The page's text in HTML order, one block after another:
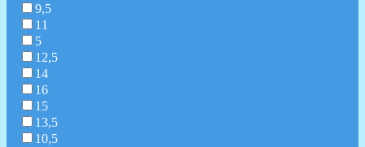
9,5
11
5
12,5
14
16
15
13,5
10,5